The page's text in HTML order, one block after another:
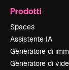
Prodotti
Spaces
Assistente IA
Generatore di
Generatore di